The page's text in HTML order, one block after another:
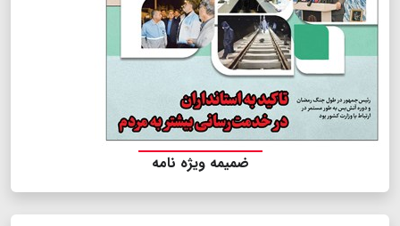
ضمیمه ویژه نامه